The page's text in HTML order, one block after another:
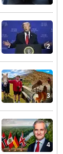
2
3
4